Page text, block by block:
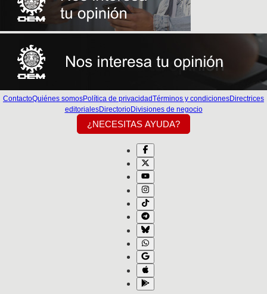
ContactoQuiénes somosPolítica de privacidadTérminos y condicionesDirectrices
editorialesDirectorioDivisiones de negocio
¿NECESITAS AYUDA?